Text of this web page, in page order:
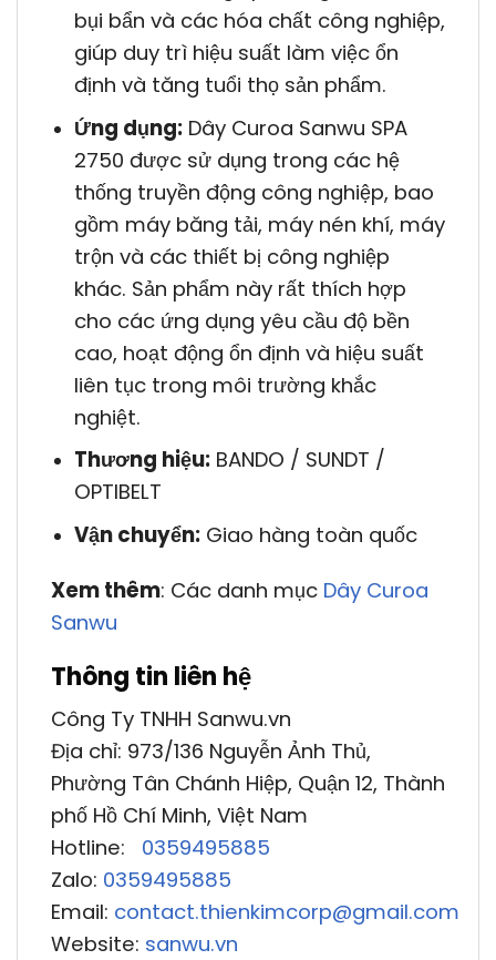
bụi bẩn và các hóa chất công nghiệp,
giúp duy trì hiệu suất làm việc ổn
định và tăng tuổi thọ sản phẩm.
Ứng dụng:Dây Curoa Sanwu SPA
2750 được sử dụng trong các hệ
thống truyền động công nghiệp, bao
gồm máy băng tải, máy nén khí, máy
trộn và các thiết bị công nghiệp
khác. Sản phẩm này rất thích hợp
cho các ứng dụng yêu cầu độ bền
cao, hoạt động ổn định và hiệu suất
liên tục trong môi trường khắc
nghiệt.
Thương hiệu:BANDO / SUNDT /
OPTIBELT
Vận chuyển:Giao hàng toàn quốc
Xem thêm: Các danh mục Dây Curoa
Sanwu
Thông tin liên hệ
Công Ty TNHH Sanwu.vn
Địa chỉ: 973/136 Nguyễn Ảnh Thủ,
Phường Tân Chánh Hiệp, Quận 12, Thành
phố Hồ Chí Minh, Việt Nam
Hotline: 0359495885
Zalo: 0359495885
Email: contact.thienkimcorp@gmail.com
Website: sanwu.vn